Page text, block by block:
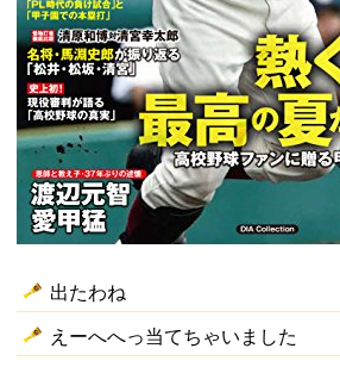
出たわね
えーへへっ当てちゃいました